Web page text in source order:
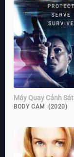
Máy Quay Cảnh Sát
BODY CAM (2020)